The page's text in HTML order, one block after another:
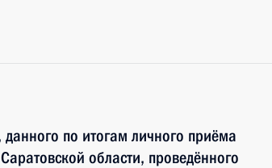
по итогам личного приёма
области, проведённого